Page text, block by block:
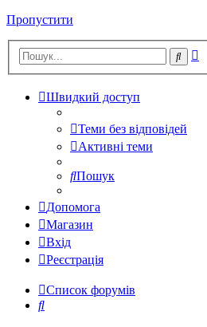
Пропустити
Пошук
Швидкий доступ
Теми без відповідей
Активні теми
Пошук
Допомога
Магазин
Вхід
Реєстрація
Список форумів
Пошук